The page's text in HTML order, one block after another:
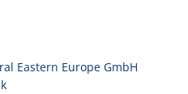
Eastern Europe GmbH